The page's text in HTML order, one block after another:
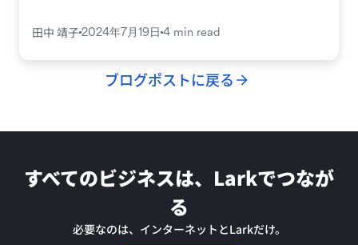
田中 靖子2024年7月19日 4 min read
ブログポストに戻る
すべてのビジネスは、Larkでつなが
る
必要なのは、インターネットとLarkだけ。